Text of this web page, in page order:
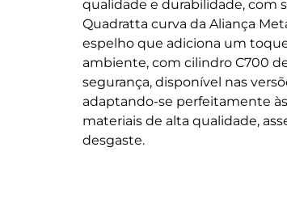
qualidade e durabilidade, com
Quadratta curva da Aliança
espelho que adiciona um
ambiente, com cilindro C700
segurança, disponível nas
adaptando-se perfeitamente
materiais de alta qualidade,
desgaste.